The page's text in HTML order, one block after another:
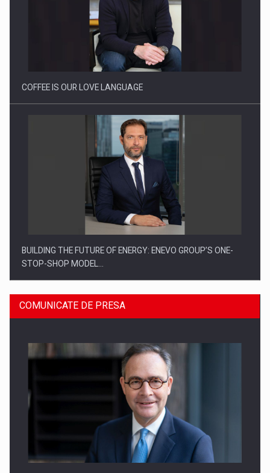
Proteinmaxxing and the Future of Protein Demand
COFFEE IS OUR LOVE LANGUAGE
BUILDING THE FUTURE OF ENERGY: ENEVO GROUP’S ONE-
STOP-SHOP MODEL…
ROOTED IN ROMANIA, BUILT TO DELIVER TECHNOLOGY FOR
COMUNICATE DE PRESA